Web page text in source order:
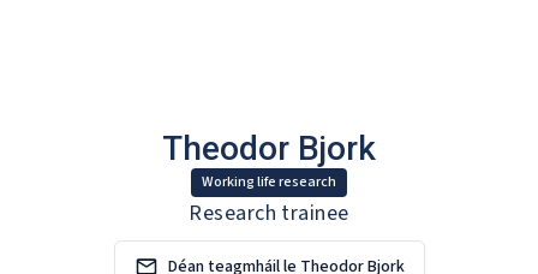
Working life research
Theodor Bjork
Research trainee
Déan teagmháil le Theodor Bjork